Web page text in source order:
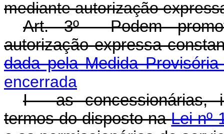
mediante autorização
Art. 3º Podem
autorização expressa
dada pela Medida
encerrada
I - as concessionárias,
termos do disposto naLei nº